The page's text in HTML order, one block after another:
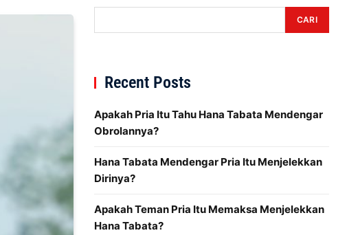
CARI
Recent Posts
Apakah Pria Itu Tahu Hana Tabata Mendengar
Obrolannya?
Hana Tabata Mendengar Pria Itu Menjelekkan
Dirinya?
Apakah Teman Pria Itu Memaksa Menjelekkan
Hana Tabata?